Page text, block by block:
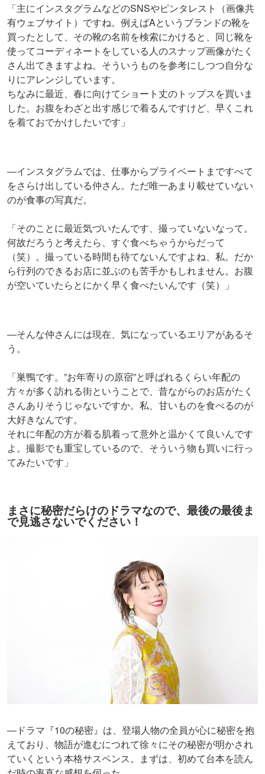
「主にインスタグラムなどのSNSやピンタレスト（画像共
有ウェブサイト）ですね。例えばAというブランドの靴を
買ったとして、その靴の名前を検索にかけると、同じ靴を
使ってコーディネートをしている人のスナップ画像がたく
さん出てきますよね。そういうものを参考にしつつ自分な
りにアレンジしています。
ちなみに最近、春に向けてショート丈のトップスを買いま
した。お腹をわざと出す感じで着るんですけど、早くこれ
を着ておでかけしたいです」
―インスタグラムでは、仕事からプライベートまですべて
をさらけ出している仲さん。ただ唯一あまり載せていない
のが食事の写真だ。
「そのことに最近気づいたんです、撮っていないなって。
何故だろうと考えたら、すぐ食べちゃうからだって
（笑）。撮っている時間も待てないんですよね、私。だか
ら行列のできるお店に並ぶのも苦手かもしれません。お腹
が空いていたらとにかく早く食べたいんです（笑）」
―そんな仲さんには現在、気になっているエリアがあるそ
う。
「巣鴨です。”お年寄りの原宿”と呼ばれるくらい年配の
方々が多く訪れる街ということで、昔ながらのお店がたく
さんありそうじゃないですか。私、甘いものを食べるのが
大好きなんです。
それに年配の方が着る肌着って意外と温かくて良いんです
よ。撮影でも重宝しているので、そういう物も買いに行っ
てみたいです」
まさに秘密だらけのドラマなので、最後の最後ま
で見逃さないでください！
―ドラマ『10の秘密』は、登場人物の全員が心に秘密を抱
えており、物語が進むにつれて徐々にその秘密が明かされ
ていくという本格サスペンス。まずは、初めて台本を読ん